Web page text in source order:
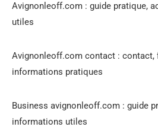
Avignonleoff.com : guide pratique,
utiles
Avignonleoff.com contact : contact,
informations pratiques
Business avignonleoff.com : guide
informations utiles